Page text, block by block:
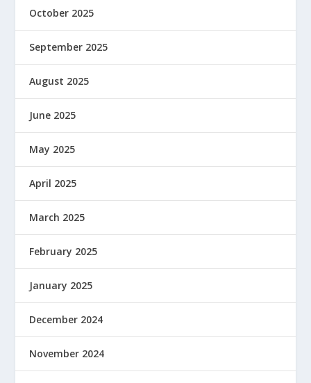
October 2025
September 2025
August 2025
June 2025
May 2025
April 2025
March 2025
February 2025
January 2025
December 2024
November 2024